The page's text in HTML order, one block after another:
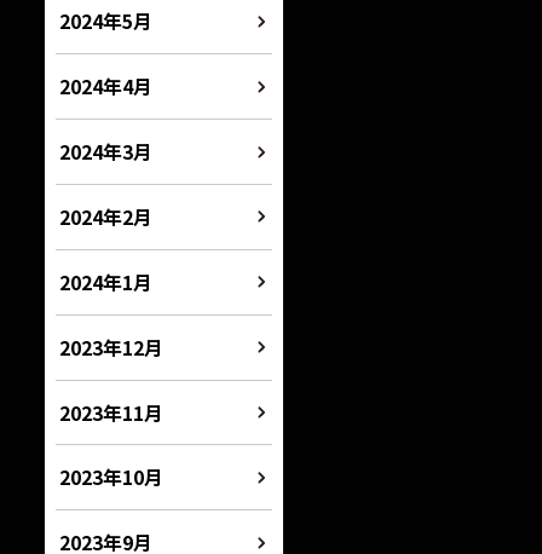
2024年5月
2024年4月
2024年3月
2024年2月
2024年1月
2023年12月
2023年11月
2023年10月
2023年9月